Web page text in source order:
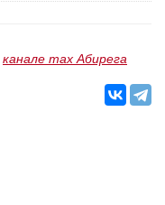
канале max Абирега